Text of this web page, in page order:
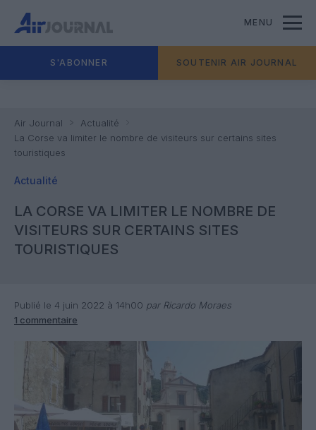
MENU
S'ABONNER SOUTENIR AIR JOURNAL
Air Journal
Actualité
La Corse va limiter le nombre de visiteurs sur certains sites
touristiques
Actualité
LA CORSE VA LIMITER LE NOMBRE DE
VISITEURS SUR CERTAINS SITES
TOURISTIQUES
Publié le 4 juin 2022 à 14h00 par Ricardo Moraes
1 commentaire